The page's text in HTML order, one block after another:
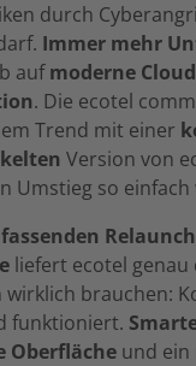
durch
Immer mehr
aufmoderne
. Die ecotel
Trend mit einer
Version von
Umstieg so einfach
Relaunch
liefert ecotel genau
brauchen:
funktioniert.
Oberfläche und ein